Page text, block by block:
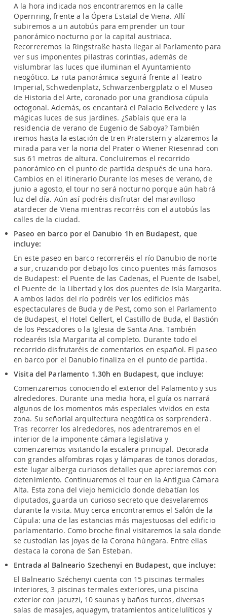
A la hora indicada nos encontraremos en la calle
Opernring, frente a la Ópera Estatal de Viena. Allí
subiremos a un autobús para emprender un tour
panorámico nocturno por la capital austriaca.
Recorreremos la Ringstraße hasta llegar al Parlamento para
ver sus imponentes pilastras corintias, además de
vislumbrar las luces que iluminan el Ayuntamiento
neogótico. La ruta panorámica seguirá frente al Teatro
Imperial, Schwedenplatz, Schwarzenbergplatz o el Museo
de Historia del Arte, coronado por una grandiosa cúpula
octogonal. Además, os encantará el Palacio Belvedere y las
mágicas luces de sus jardines. ¿Sabíais que era la
residencia de verano de Eugenio de Saboya? También
iremos hasta la estación de tren Praterstern y alzaremos la
mirada para ver la noria del Prater o Wiener Riesenrad con
sus 61 metros de altura. Concluiremos el recorrido
panorámico en el punto de partida después de una hora.
Cambios en el itinerario Durante los meses de verano, de
junio a agosto, el tour no será nocturno porque aún habrá
luz del día. Aún así podréis disfrutar del maravilloso
atardecer de Viena mientras recorréis con el autobús las
calles de la ciudad.
Paseo en barco por el Danubio 1h en Budapest, que
incluye:
En este paseo en barco recorreréis el río Danubio de norte
a sur, cruzando por debajo los cinco puentes más famosos
de Budapest: el Puente de las Cadenas, el Puente de Isabel,
el Puente de la Libertad y los dos puentes de Isla Margarita.
A ambos lados del río podréis ver los edificios más
espectaculares de Buda y de Pest, como son el Parlamento
de Budapest, el Hotel Gellert, el Castillo de Buda, el Bastión
de los Pescadores o la Iglesia de Santa Ana. También
rodearéis Isla Margarita al completo. Durante todo el
recorrido disfrutaréis de comentarios en español. El paseo
en barco por el Danubio finaliza en el punto de partida.
Visita del Parlamento 1.30h en Budapest, que incluye:
Comenzaremos conociendo el exterior del Palamento y sus
alrededores. Durante una media hora, el guía os narrará
algunos de los momentos más especiales vividos en esta
zona. Su señorial arquitectura neogótica os sorprenderá.
Tras recorrer los alrededores, nos adentraremos en el
interior de la imponente cámara legislativa y
comenzaremos visitando la escalera principal. Decorada
con grandes alfombras rojas y lámparas de tonos dorados,
este lugar alberga curiosos detalles que apreciaremos con
detenimiento. Continuaremos el tour en la Antigua Cámara
Alta. Esta zona del viejo hemiciclo donde debatían los
diputados, guarda un curioso secreto que desvelaremos
durante la visita. Muy cerca encontraremos el Salón de la
Cúpula: una de las estancias más majestuosas del edificio
parlamentario. Como broche final visitaremos la sala donde
se custodian las joyas de la Corona húngara. Entre ellas
destaca la corona de San Esteban.
Entrada al Balneario Szechenyi en Budapest, que incluye:
El Balneario Széchenyi cuenta con 15 piscinas termales
interiores, 3 piscinas termales exteriores, una piscina
exterior con jacuzzi, 10 saunas y baños turcos, diversas
salas de masajes, aquagym, tratamientos anticelulíticos y